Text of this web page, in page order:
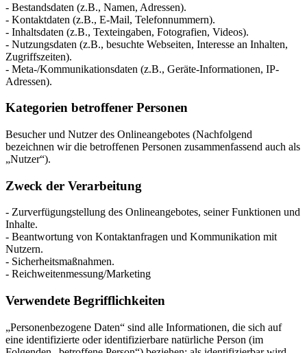
- Bestandsdaten (z.B., Namen, Adressen).
- Kontaktdaten (z.B., E-Mail, Telefonnummern).
- Inhaltsdaten (z.B., Texteingaben, Fotografien, Videos).
- Nutzungsdaten (z.B., besuchte Webseiten, Interesse an Inhalten,
Zugriffszeiten).
- Meta-/Kommunikationsdaten (z.B., Geräte-Informationen, IP-
Adressen).
Kategorien betroffener Personen
Besucher und Nutzer des Onlineangebotes (Nachfolgend
bezeichnen wir die betroffenen Personen zusammenfassend auch als
„Nutzer“).
Zweck der Verarbeitung
- Zurverfügungstellung des Onlineangebotes, seiner Funktionen und
Inhalte.
- Beantwortung von Kontaktanfragen und Kommunikation mit
Nutzern.
- Sicherheitsmaßnahmen.
- Reichweitenmessung/Marketing
Verwendete Begrifflichkeiten
„Personenbezogene Daten“ sind alle Informationen, die sich auf
eine identifizierte oder identifizierbare natürliche Person (im